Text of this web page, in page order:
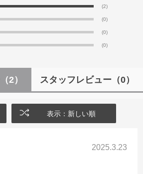
(2)
(0)
(0)
(0)
（2） スタッフレビュー （0）
表示：新しい順
2025.3.23